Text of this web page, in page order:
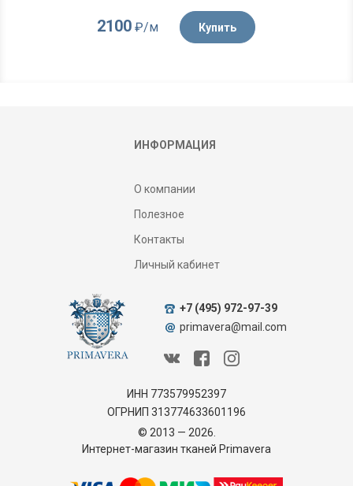
2100₽/м Купить
ИНФОРМАЦИЯ
О компании
Полезное
Контакты
Личный кабинет
ИНН 773579952397
ОГРНИП 313774633601196
© 2013 — 2026.
Интернет-магазин тканей Primavera
+7 (495) 972-97-39
primavera@mail.com